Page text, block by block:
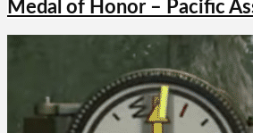
Medal of Honor – Pacific